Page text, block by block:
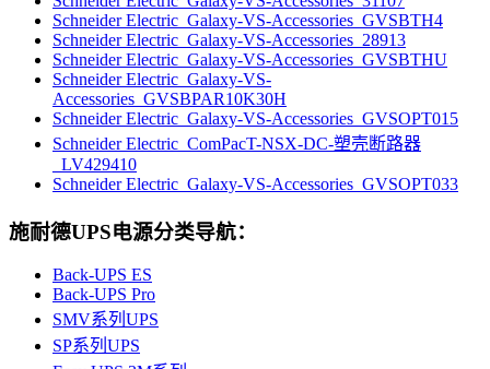
Schneider Electric_Galaxy-VS-Accessories_GVSBTH4
Schneider Electric_Galaxy-VS-Accessories_28913
Schneider Electric_Galaxy-VS-Accessories_GVSBTHU
Schneider Electric_Galaxy-VS-
Accessories_GVSBPAR10K30H
Schneider Electric_Galaxy-VS-Accessories_GVSOPT015
Schneider Electric_ComPacT-NSX-DC-塑壳断路器
_LV429410
Schneider Electric_Galaxy-VS-Accessories_GVSOPT033
施耐德UPS电源分类导航：
Back-UPS ES
Back-UPS Pro
SMV系列UPS
SP系列UPS